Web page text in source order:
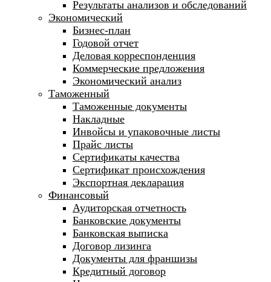
Результаты анализов и обследований
Экономический
Бизнес-план
Годовой отчет
Деловая корреспонденция
Коммерческие предложения
Экономический анализ
Таможенный
Таможенные документы
Накладные
Инвойсы и упаковочные листы
Прайс листы
Сертификаты качества
Сертификат происхождения
Экспортная декларация
Финансовый
Аудиторская отчетность
Банковские документы
Банковская выписка
Договор лизинга
Документы для франшизы
Кредитный договор